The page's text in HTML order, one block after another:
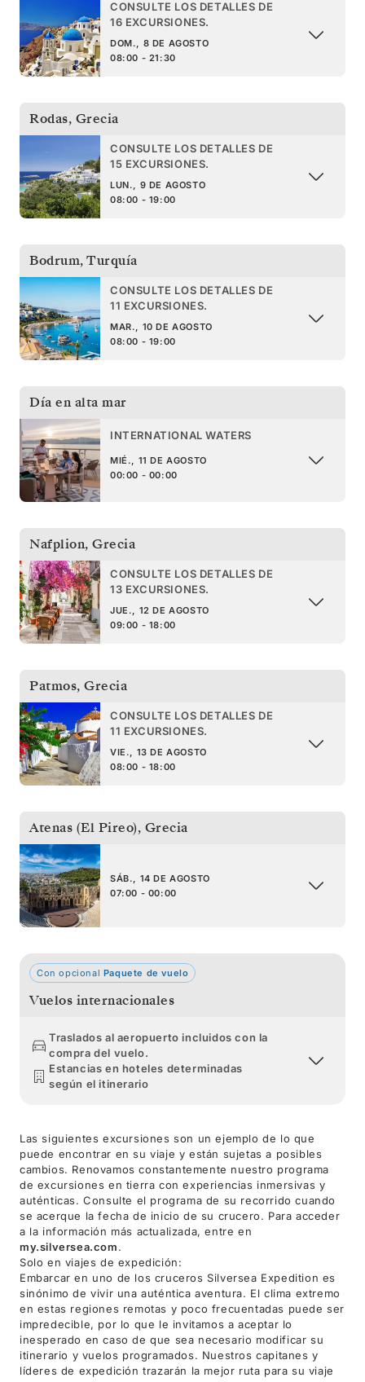
CONSULTE LOS DETALLES DE
16 EXCURSIONES.
DOM., 8 DE AGOSTO
08:00 - 21:30
Rodas, Grecia
CONSULTE LOS DETALLES DE
15 EXCURSIONES.
LUN., 9 DE AGOSTO
08:00 - 19:00
Bodrum,Turquía
CONSULTE LOS DETALLES DE
11 EXCURSIONES.
MAR., 10 DE AGOSTO
08:00 - 19:00
Día en alta mar
INTERNATIONAL WATERS
MIÉ., 11 DE AGOSTO
00:00 - 00:00
Nafplion, Grecia
CONSULTE LOS DETALLES DE
13 EXCURSIONES.
JUE., 12 DE AGOSTO
09:00 - 18:00
Patmos, Grecia
CONSULTE LOS DETALLES DE
11 EXCURSIONES.
VIE., 13 DE AGOSTO
08:00 - 18:00
Atenas (El Pireo), Grecia
SÁB., 14 DE AGOSTO
07:00 - 00:00
Con opcional Paquete de vuelo
Vuelos internacionales
Traslados al aeropuerto incluidos con la
compra del vuelo.
Estancias en hoteles determinadas
según el itinerario
Las siguientes excursiones son un ejemplo de lo que
puede encontrar en su viaje y están sujetas a posibles
cambios. Renovamos constantemente nuestro programa
de excursiones en tierra con experiencias inmersivas y
auténticas. Consulte el programa de su recorrido cuando
se acerque la fecha de inicio de su crucero. Para acceder
a la información más actualizada, entre en
my.silversea.com.
Solo en viajes de expedición:
Embarcar en uno de los cruceros Silversea Expedition es
sinónimo de vivir una auténtica aventura. El clima extremo
en estas regiones remotas y poco frecuentadas puede ser
impredecible, por lo que le invitamos a aceptar lo
inesperado en caso de que sea necesario modificar su
itinerario y vuelos programados. Nuestros capitanes y
líderes de expedición trazarán la mejor ruta para su viaje